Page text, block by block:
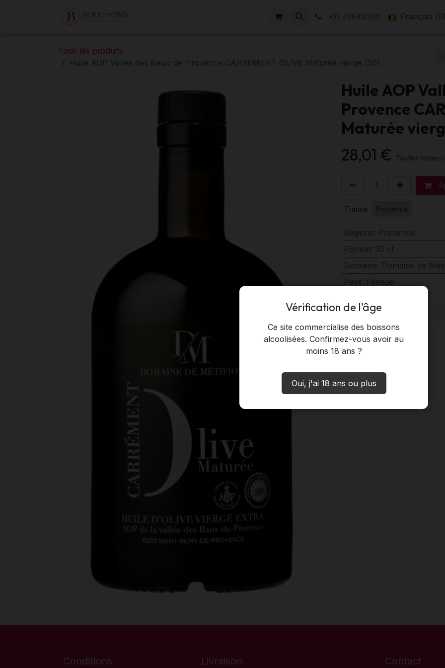
Vérification de l'âge
Ce site commercialise des boissons
alcoolisées. Confirmez-vous avoir au
moins 18 ans ?
Oui, j'ai 18 ans ou plus
Se rendre au contenu
Nos Domaines Évènements L'équipe À propos
+32 496410930 Français
Tous les produits
Huile AOP Vallée des Baux-de-Provence CARREMENT OLIVE Maturée vierge (50)
Huile AOP
Provence
Maturée
28,01 € Toutes taxes
France
Régions Provence
Format: 50 cl
Domaine Domaine de
Pays: France
Conditions Livraison Contact